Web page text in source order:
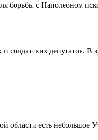
борьбы с Наполеоном
солдатских депутатов. В
области есть небольшое